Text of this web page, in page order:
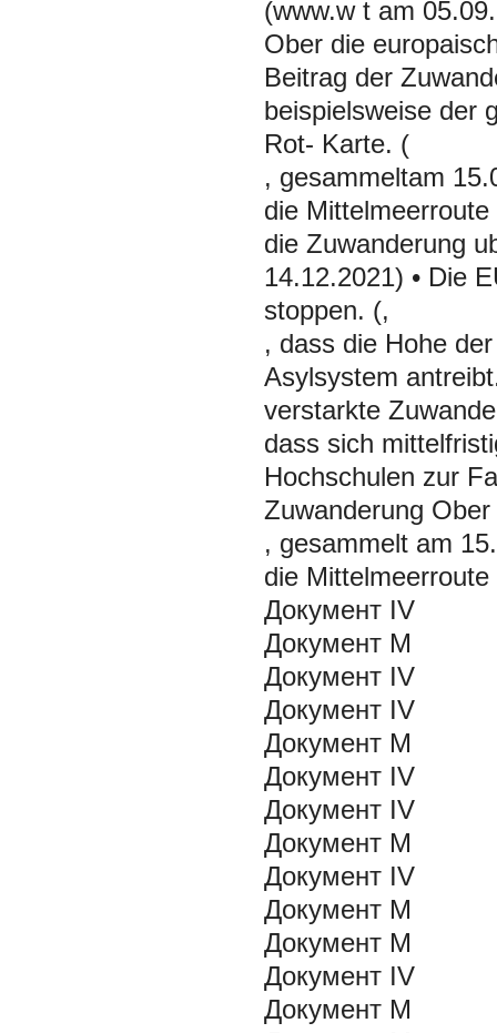
(www.w t am
Ober die
Beitrag der
beispielsweise der
Rot- Karte. (
, gesammeltam
die
die Zuwanderung
14.12.2021) • Die
stoppen. (,
, dass die Hohe
Asylsystem
verstarkte
dass sich
Hochschulen zur
Zuwanderung
, gesammelt am
die
Документ IV
Документ М
Документ IV
Документ IV
Документ М
Документ IV
Документ IV
Документ М
Документ IV
Документ М
Документ М
Документ IV
Документ М